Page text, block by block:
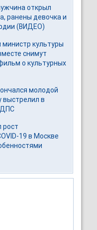
открыл
ранены девочка и
(ВИДЕО)
культуры
снимут
о культурных
молодой
выстрелил в
ДПС
рост
19 в Москве